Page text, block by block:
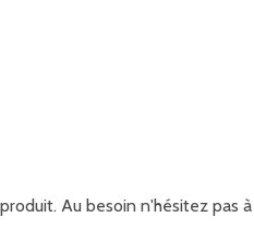
Au besoin n'hésitez pas